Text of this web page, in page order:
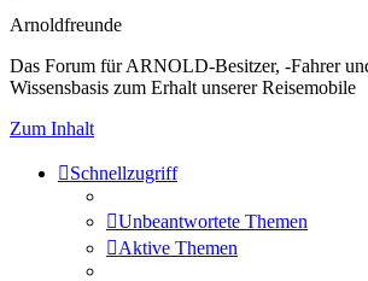
Arnoldfreunde
Das Forum für ARNOLD-Besitzer, -Fahrer
Wissensbasis zum Erhalt unserer Reisemobile
Zum Inhalt
Schnellzugriff
Unbeantwortete Themen
Aktive Themen